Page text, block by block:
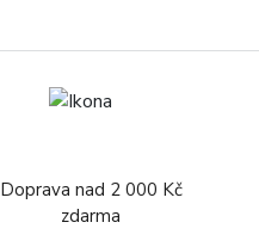
Doprava nad 2 000 Kč
zdarma